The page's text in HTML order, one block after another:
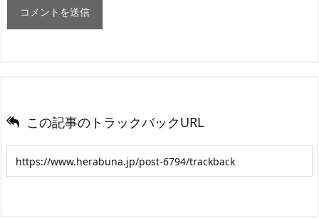
この記事のトラックバックURL